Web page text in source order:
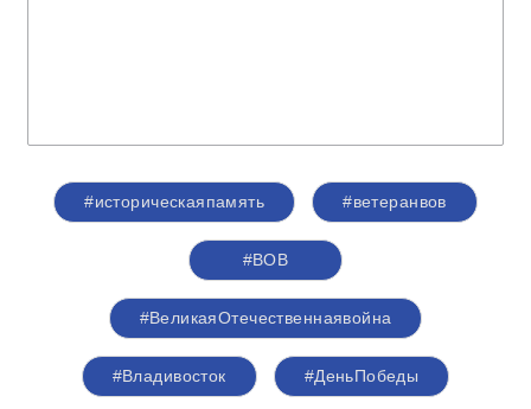
#историческаяпамять #ветеранвов
#ВОВ
#ВеликаяОтечественнаявойна
#Владивосток #ДеньПобеды